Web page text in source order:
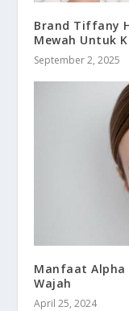
Brand Tiffany
Mewah Untuk
September 2, 2025
Manfaat Alpha
Wajah
April 25, 2024